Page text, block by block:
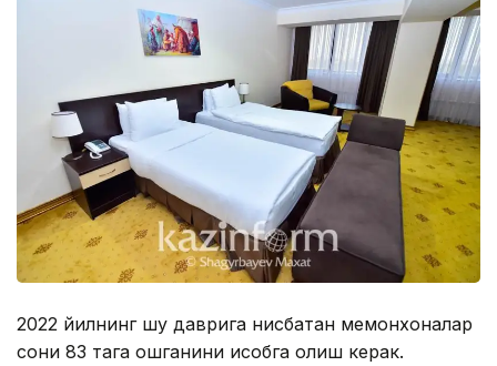
2022 йилнинг шу даврига нисбатан меҳмонхоналар
сони 83 тага ошганини ҳисобга олиш керак.